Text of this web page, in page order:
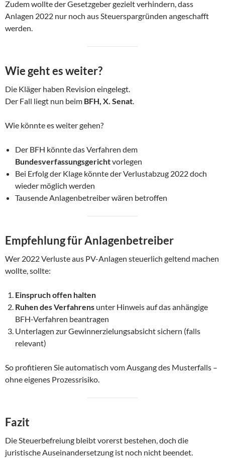
Zudem wollte der Gesetzgeber gezielt verhindern, dass
Anlagen 2022 nur noch aus Steuerspargründen angeschafft
werden.
Wie geht es weiter?
Die Kläger haben Revision eingelegt.
Der Fall liegt nun beim BFH, X. Senat
Wie könnte es weiter gehen?
Der BFH könnte das Verfahren dem
Bundesverfassungsgerichtvorlegen
Bei Erfolg der Klage könnte der Verlustabzug 2022 doch
wieder möglich werden
Tausende Anlagenbetreiber wären betroffen
Empfehlung für Anlagenbetreiber
Wer 2022 Verluste aus PV-Anlagen steuerlich geltend machen
wollte, sollte:
Einspruch offen halten
Ruhen des Verfahrens unter Hinweis auf das anhängige
BFH-Verfahren beantragen
Unterlagen zur Gewinnerzielungsabsicht sichern (falls
relevant)
So profitieren Sie automatisch vom Ausgang des Musterfalls –
ohne eigenes Prozessrisiko.
Fazit
Die Steuerbefreiung bleibt vorerst bestehen, doch die
juristische Auseinandersetzung ist noch nicht beendet.